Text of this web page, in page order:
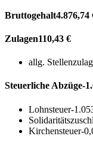
Bruttogehalt4.876,74
Zulagen110,43 €
allg.
Steuerliche Abzüge-
Lohnsteuer-
Kirchensteuer-